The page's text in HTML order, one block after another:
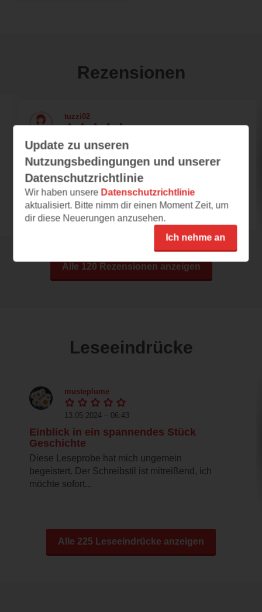
Rezensionen
tuzzi02
07.07.2024 – 12:16
Tolle Story über Auswanderung nach
Georgia im 18. Jahrhundert
Das Buch ist eine interessante, mitreißende
Erzählung einer Auswanderin. Die
Hauptprotagonistin...
Alle 120 Rezensionen anzeigen
Leseeindrücke
musteplume
13.05.2024 – 06:43
Einblick in ein spannendes Stück
Geschichte
Diese Leseprobe hat mich ungemein
begeistert. Der Schreibstil ist mitreißend, ich
möchte sofort...
Alle 225 Leseeindrücke anzeigen
Update zu unseren
Nutzungsbedingungen und unserer
Datenschutzrichtlinie
Wir haben unsere Datenschutzrichtlinie
aktualisiert. Bitte nimm dir einen Moment Zeit, um
dir diese Neuerungen anzusehen.
Ich nehme an